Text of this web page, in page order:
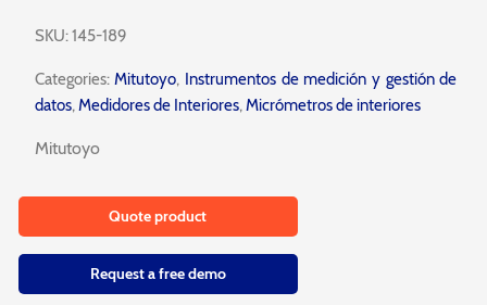
SKU:145-189
Categories:Mitutoyo, Instrumentos de medición y gestión de
datos,Medidores de Interiores,Micrómetros de interiores
Mitutoyo
Quote product
Request a free demo